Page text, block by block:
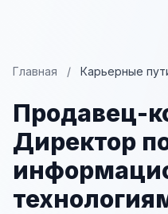
Главная / Карьерные
Продавец-
Директор